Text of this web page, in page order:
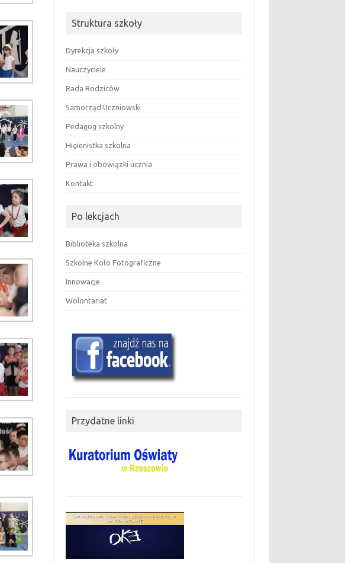
Struktura szkoły
Dyrekcja szkoły
Nauczyciele
Rada Rodziców
Samorząd Uczniowski
Pedagog szkolny
Higienistka szkolna
Prawa i obowiązki ucznia
Kontakt
Po lekcjach
Biblioteka szkolna
Szkolne Koło Fotograficzne
Innowacje
Wolontariat
Przydatne linki